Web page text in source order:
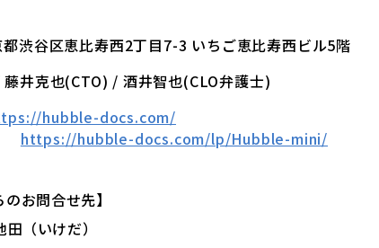
渋谷区恵比寿西2丁目7-3 いちご恵比寿西ビル5階
藤井克也(CTO) / 酒井智也(CLO弁護士)
hubble-docs.com/
https://hubble-docs.com/lp/Hubble-mini/
お問合せ先】
（いけだ）